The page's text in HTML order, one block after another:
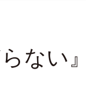
ない』